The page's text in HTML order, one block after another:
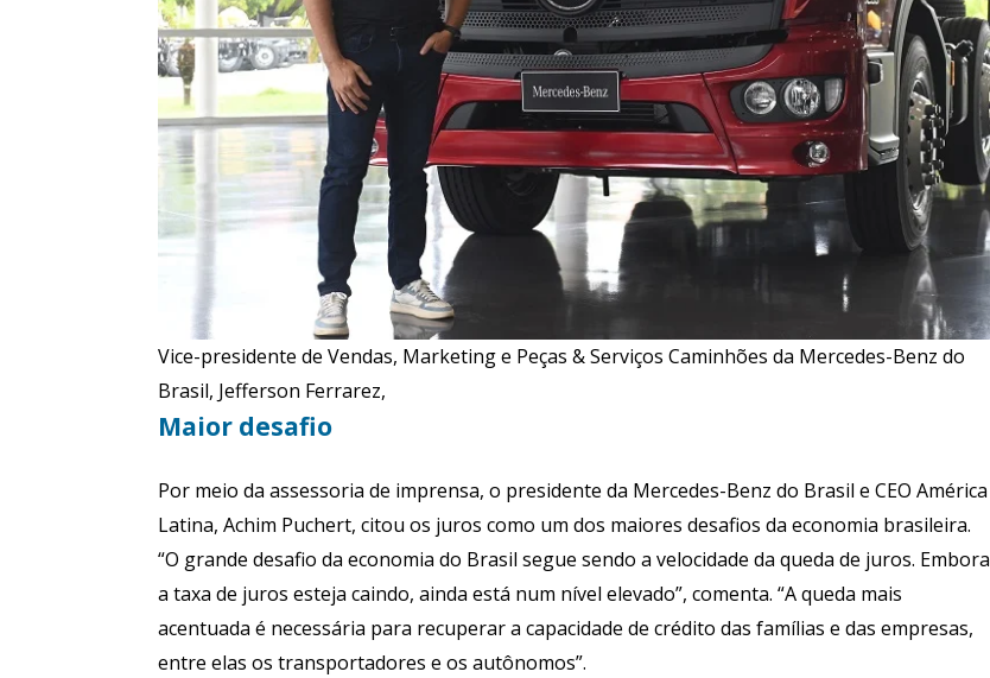
Vice-presidente de Vendas, Marketing e Peças & Serviços Caminhões da Mercedes-Benz do
Brasil, Jefferson Ferrarez,
Maior desafio
Por meio da assessoria de imprensa, o presidente da Mercedes-Benz do Brasil e CEO América
Latina, Achim Puchert, citou os juros como um dos maiores desafios da economia brasileira.
“O grande desafio da economia do Brasil segue sendo a velocidade da queda de juros. Embora
a taxa de juros esteja caindo, ainda está num nível elevado”, comenta. “A queda mais
acentuada é necessária para recuperar a capacidade de crédito das famílias e das empresas,
entre elas os transportadores e os autônomos”.